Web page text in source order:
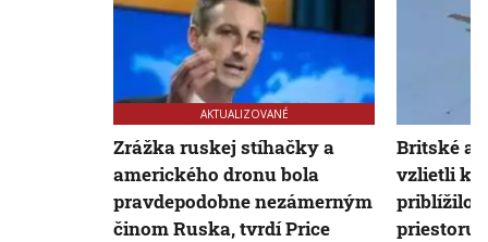
AKTUALIZOVANÉ
Zrážka ruskej stíhačky a
amerického dronu bola
pravdepodobne nezámerným
činom Ruska, tvrdí Price
Britské a
vzlietli k
priblížilo
priestoru